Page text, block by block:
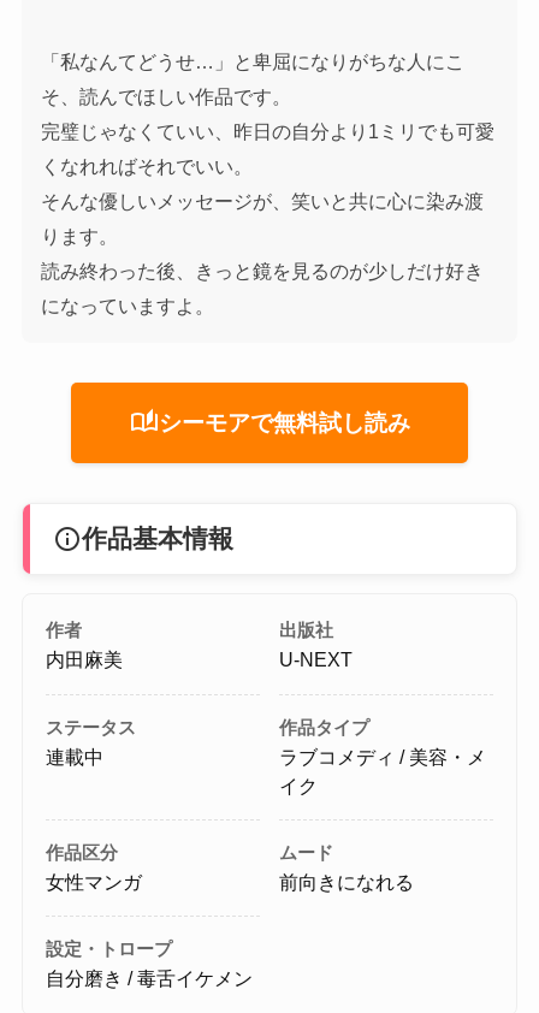
「私なんてどうせ…」と卑屈になりがちな人にこ
そ、読んでほしい作品です。
完璧じゃなくていい、昨日の自分より1ミリでも可愛
くなれればそれでいい。
そんな優しいメッセージが、笑いと共に心に染み渡
ります。
読み終わった後、きっと鏡を見るのが少しだけ好き
になっていますよ。
auto_storiesシーモアで無料試し読み
info作品基本情報
作者
内田麻美
出版社
U-NEXT
ステータス
連載中
作品タイプ
ラブコメディ / 美容・メ
イク
作品区分
女性マンガ
ムード
前向きになれる
設定・トロープ
自分磨き / 毒舌イケメン